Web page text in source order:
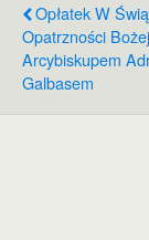
Opłatek W
Opatrzności
Arcybiskupem
Galbasem